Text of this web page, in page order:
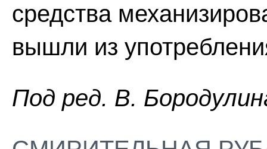
средства
вышли из
Пoд peд. B.